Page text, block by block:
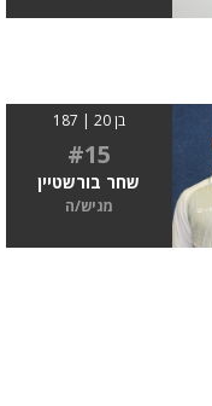
בן 20 | 187
#15
שחר בורשטיין
מגיש/ה